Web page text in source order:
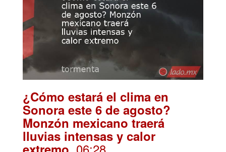
¿Cómo estará el clima en
Sonora este 6 de agosto?
Monzón mexicano traerá
lluvias intensas y calor